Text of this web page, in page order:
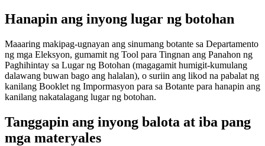
Hanapin ang inyong lugar ng botohan
Maaaring makipag-ugnayan ang sinumang botante sa Departamento
ng mga Eleksyon, gumamit ng Tool para Tingnan ang Panahon ng
Paghihintay sa Lugar ng Botohan (magagamit humigit-kumulang
dalawang buwan bago ang halalan), o suriin ang likod na pabalat ng
kanilang Booklet ng Impormasyon para sa Botante para hanapin ang
kanilang nakatalagang lugar ng botohan.
Tanggapin ang inyong balota at iba pang
mga materyales